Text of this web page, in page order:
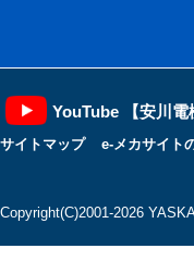
YouTube 【安川
サイトマップ e-メカサイト
Copyright(C)2001‐2026